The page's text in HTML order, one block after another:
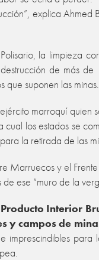
explica
la limpieza
de más
que suponen las minas.
marroquí
los estados se
la retirada de las
y el
ese “muro de la
Interior
y campos de
e imprescindibles